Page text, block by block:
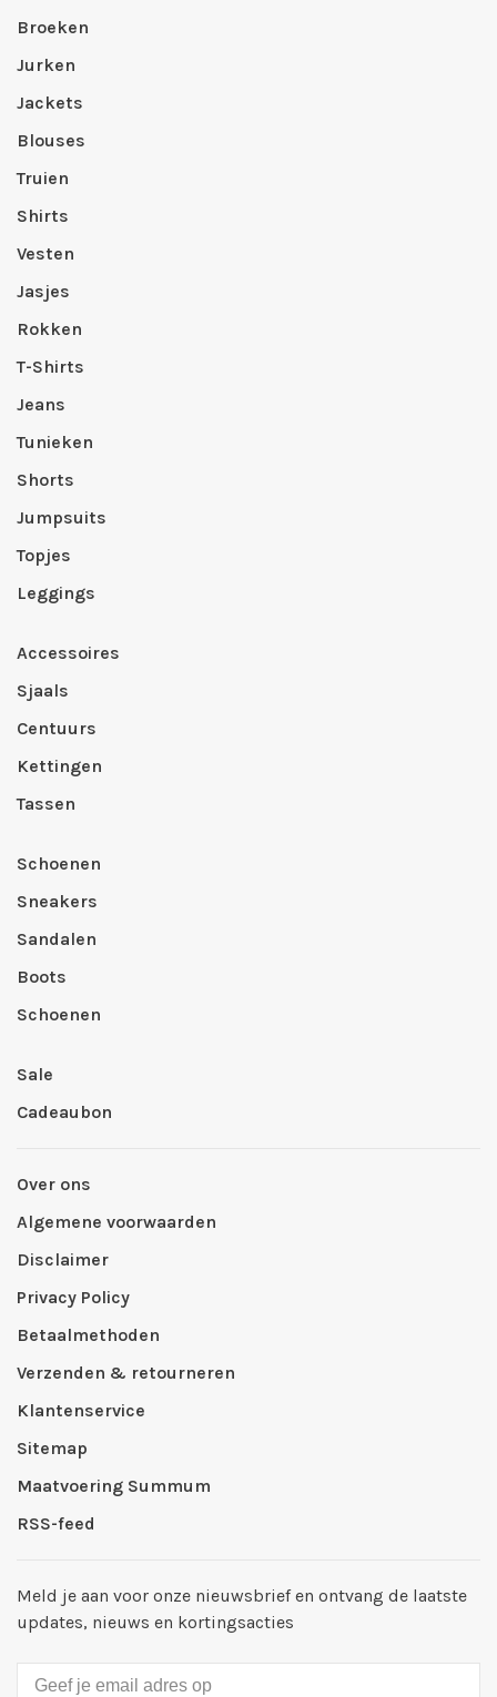
Broeken
Jurken
Jackets
Blouses
Truien
Shirts
Vesten
Jasjes
Rokken
T-Shirts
Jeans
Tunieken
Shorts
Jumpsuits
Topjes
Leggings
Accessoires
Sjaals
Centuurs
Kettingen
Tassen
Schoenen
Sneakers
Sandalen
Boots
Schoenen
Sale
Cadeaubon
Over ons
Algemene voorwaarden
Disclaimer
Privacy Policy
Betaalmethoden
Verzenden & retourneren
Klantenservice
Sitemap
Maatvoering Summum
RSS-feed
Meld je aan voor onze nieuwsbrief en ontvang de laatste
updates, nieuws en kortingsacties